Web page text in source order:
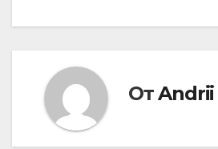
ОтAndrii